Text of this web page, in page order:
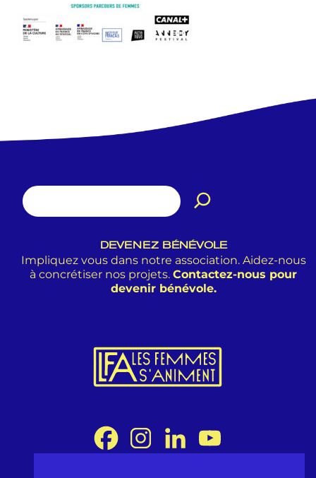
DEVENEZ BÉNÉVOLE
Impliquez vous dans notre association. Aidez-nous
à concrétiser nos projets. Contactez-nous pour
devenir bénévole.